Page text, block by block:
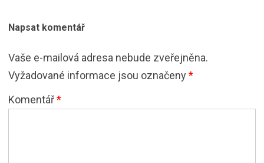
Napsat komentář
Vaše e-mailová adresa nebude zveřejněna.
Vyžadované informace jsou označeny*
Komentář*